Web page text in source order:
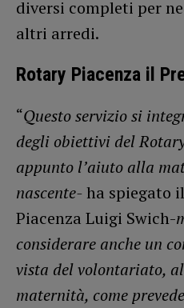
diversi completi per
altri arredi.
Rotary Piacenza il
“Questo servizio si
degli obiettivi del
appunto l’aiuto alla
nascente- ha spiegato
Piacenza Luigi Swich-
considerare anche un
vista del volontariato,
maternità, come